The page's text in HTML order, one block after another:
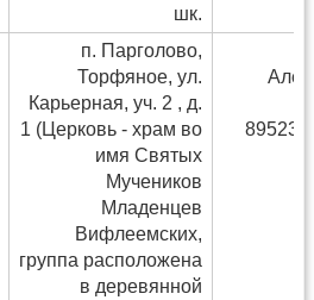
шк.
п. Парголово,
Торфяное, ул.
Карьерная, уч. 2 , д.
1 (Церковь - храм во
имя Святых
Мучеников
Младенцев
Вифлеемских,
группа расположена
в деревянной